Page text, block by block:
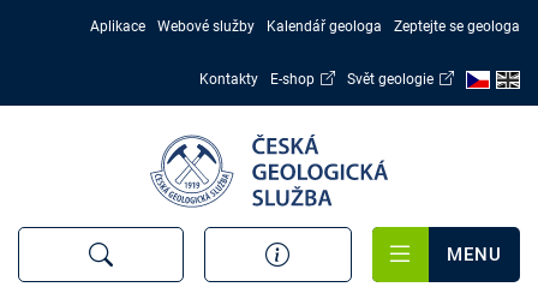
Aplikace Webové služby Kalendář geologa Zeptejte se geologa
Kontakty E-shop Svět geologie
MENU